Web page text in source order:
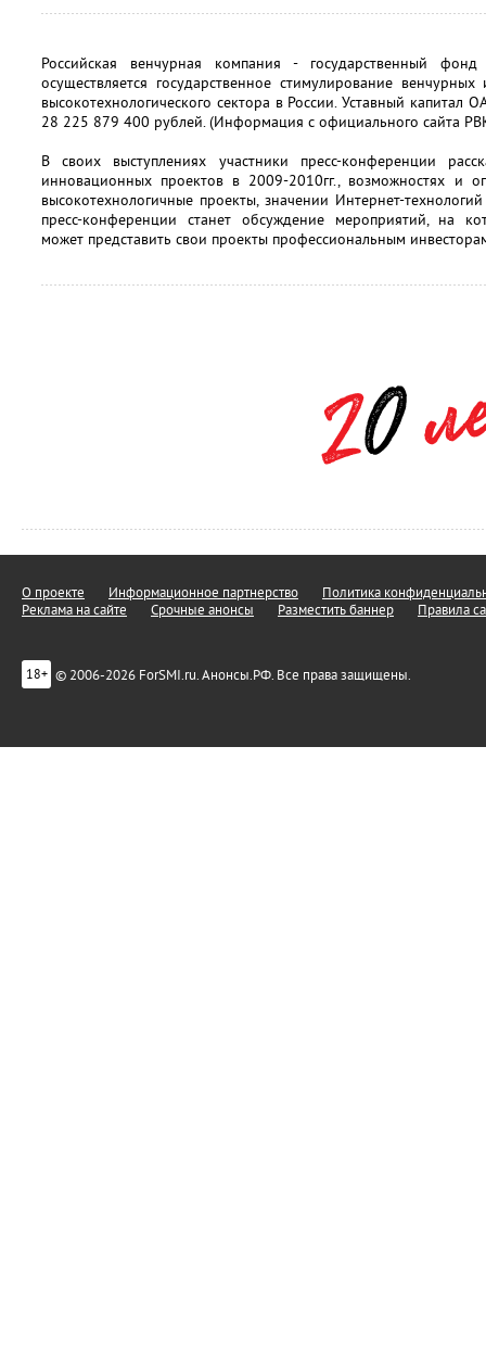
Российская венчурная компания - государственный
осуществляется государственное стимулирование
высокотехнологического сектора в России. Уставный капитал
28 225 879 400 рублей. (Информация с официального сайта
В своих выступлениях участники пресс-конференции
инновационных проектов в 2009-2010гг., возможностях и
высокотехнологичные проекты, значении Интернет-
пресс-конференции станет обсуждение мероприятий, на
может представить свои проекты профессиональным
О проекте Информационное партнерство
Политика
Реклама на сайте
Срочные анонсы Разместить баннер Правила
18+ © 2006-2026 ForSMI.ru. Анонсы.РФ. Все права защищены.